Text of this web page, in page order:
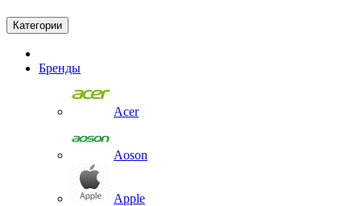
Категории
Бренды
Acer
Aoson
Apple